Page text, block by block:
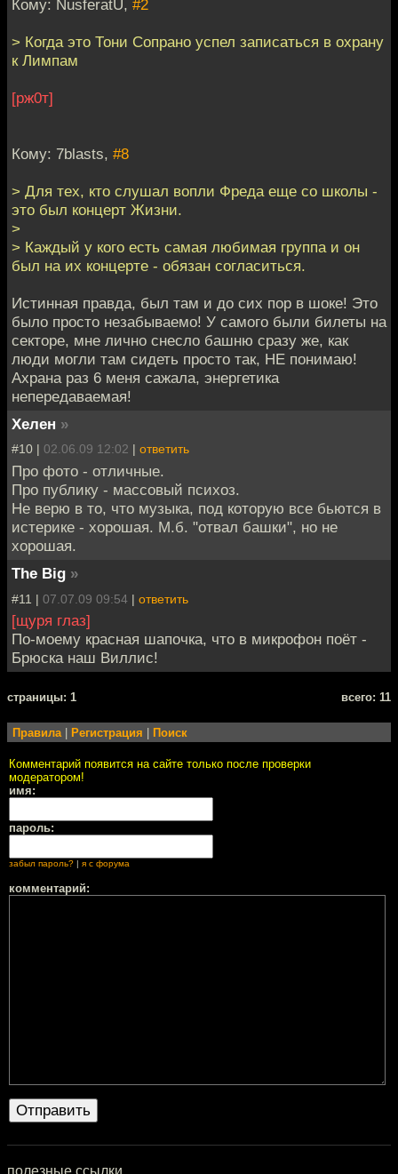
Кому: NusferatU, #2
> Когда это Тони Сопрано успел записаться в охрану
к Лимпам
[рж0т]
Кому: 7blasts, #8
> Для тех, кто слушал вопли Фреда еще со школы -
это был концерт Жизни.
>
> Каждый у кого есть самая любимая группа и он
был на их концерте - обязан согласиться.
Истинная правда, был там и до сих пор в шоке! Это
было просто незабываемо! У самого были билеты на
секторе, мне лично снесло башню сразу же, как
люди могли там сидеть просто так, НЕ понимаю!
Ахрана раз 6 меня сажала, энергетика
непередаваемая!
Хелен »
#10 | 02.06.09 12:02 | ответить
Про фото - отличные.
Про публику - массовый психоз.
Не верю в то, что музыка, под которую все бьются в
истерике - хорошая. М.б. "отвал башки", но не
хорошая.
The Big »
#11 | 07.07.09 09:54 | ответить
[щуря глаз]
По-моему красная шапочка, что в микрофон поёт -
Брюска наш Виллис!
cтраницы: 1 всего: 11
Правила| Регистрация Поиск
Комментарий появится на сайте только после проверки
модератором!
имя:
пароль:
забыл пароль? я с форума
комментарий: